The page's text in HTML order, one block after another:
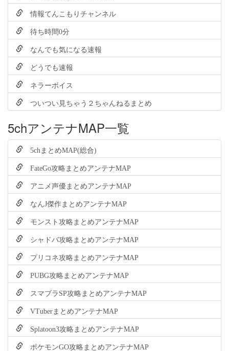
情報てんこもりチャンネル
待ち時間0分
なんでも気になる速報
どうでも速報
ネラーボイス
ついつい見ちゃう２ちゃんねるまとめ
5chアンテナMAP一覧
5chまとめMAP(総合)
FateGo攻略まとめアンテナMAP
アニメ声優まとめアンテナMAP
なんJ傑作まとめアンテナMAP
モンスト攻略まとめアンテナMAP
シャドバ攻略まとめアンテナMAP
プリコネ攻略まとめアンテナMAP
PUBG攻略まとめアンテナMAP
スマブラSP攻略まとめアンテナMAP
VTuberまとめアンテナMAP
Splatoon3攻略まとめアンテナMAP
ポケモンGO攻略まとめアンテナMAP